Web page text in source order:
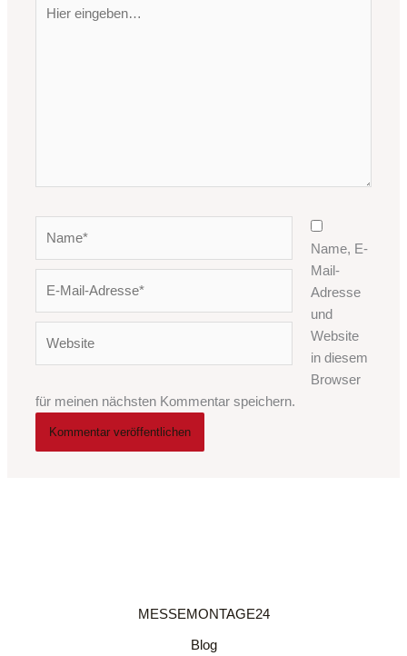
eingeben…
Adresse*
Name, E-
Mail-
Adresse
und
Website
in diesem
Browser
für meinen nächsten Kommentar speichern.
MESSEMONTAGE24
Blog